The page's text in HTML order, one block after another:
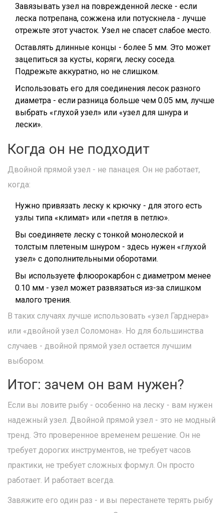
Завязывать узел на поврежденной леске - если
леска потрепана, сожжена или потускнела - лучше
отрежьте этот участок. Узел не спасет слабое место.
Оставлять длинные концы - более 5 мм. Это может
зацепиться за кусты, коряги, леску соседа.
Подрежьте аккуратно, но не слишком.
Использовать его для соединения лесок разного
диаметра - если разница больше чем 0.05 мм, лучше
выбрать «глухой узел» или «узел для шнура и
лески».
Когда он не подходит
Двойной прямой узел - не панацея. Он не работает,
когда:
Нужно привязать леску к крючку - для этого есть
узлы типа «климат» или «петля в петлю».
Вы соединяете леску с тонкой монолеской и
толстым плетеным шнуром - здесь нужен «глухой
узел» с дополнительными оборотами.
Вы используете флюорокарбон с диаметром менее
0.10 мм - узел может развязаться из-за слишком
малого трения.
В таких случаях лучше использовать «узел Гарднера»
или «двойной узел Соломона». Но для большинства
случаев - двойной прямой узел остается лучшим
выбором.
Итог: зачем он вам нужен?
Если вы ловите рыбу - особенно на леску - вам нужен
надежный узел. Двойной прямой узел - это не модный
тренд. Это проверенное временем решение. Он не
требует дорогих инструментов, не требует часов
практики, не требует сложных формул. Он просто
работает. И работает всегда.
Завяжите его один раз - и вы перестанете терять рыбу